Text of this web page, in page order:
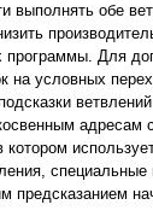
выполнять обе
программы. Для
на условных
адресам
котором
предсказанием